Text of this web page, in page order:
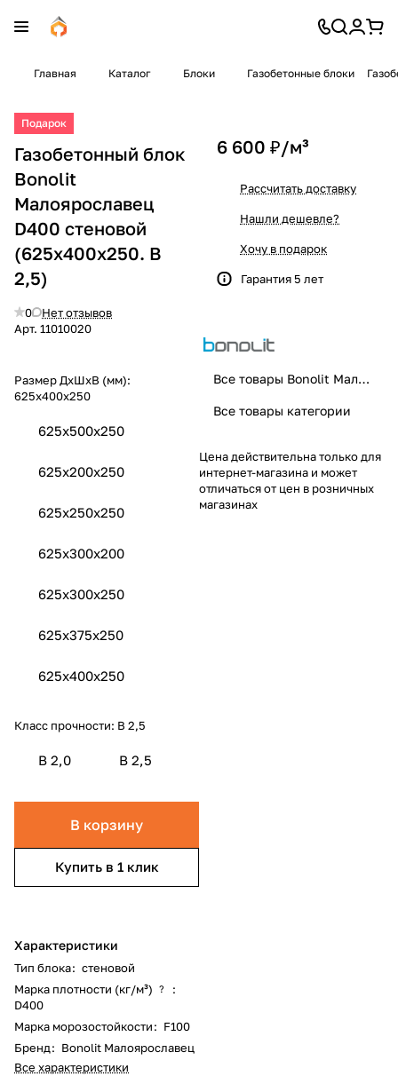
Главная Каталог Блоки Газобетонные блоки
Подарок
Газобетонный блок
Bonolit
Малоярославец
D400 стеновой
(625x400x250. B
2,5)
0
Нет отзывов
Арт. 11010020
Размер ДхШхВ (мм):
625x400x250
625x500x250
625x200x250
625x250x250
625x300х200
625x300x250
625x375x250
625x400x250
Класс прочности: B 2,5
B 2,0 B 2,5
В корзину
Купить в 1 клик
Характеристики
Тип блока: стеновой
Марка плотности (кг/м³)
?
:
D400
Марка морозостойкости: F100
Бренд: Bonolit Малоярославец
Все характеристики
6 600 ₽/м³
Рассчитать доставку
Нашли дешевле?
Хочу в подарок
Гарантия 5 лет
Все товары Bonolit Малоярославец
Все товары категории
Цена действительна только для
интернет-магазина и может
отличаться от цен в розничных
магазинах